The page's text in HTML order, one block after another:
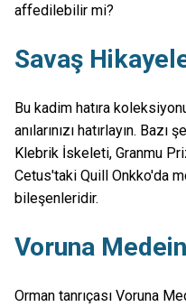
affedilebilir mi?
Savaş
Bu kadim hatıra
anılarınızı hatırlayın. Bazı
Klebrik İskeleti, Granmu
Cetus'taki Quill Onkko'da
bileşenleridir.
Voruna
Orman tanrıçası Voruna